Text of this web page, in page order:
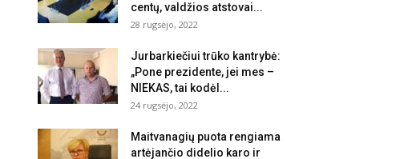
centų, valdžios atstovai...
28 rugsėjo, 2022
Jurbarkiečiui trūko kantrybė:
„Pone prezidente, jei mes –
NIEKAS, tai kodėl...
24 rugsėjo, 2022
Maitvanagių puota rengiama
artėjančio didelio karo ir